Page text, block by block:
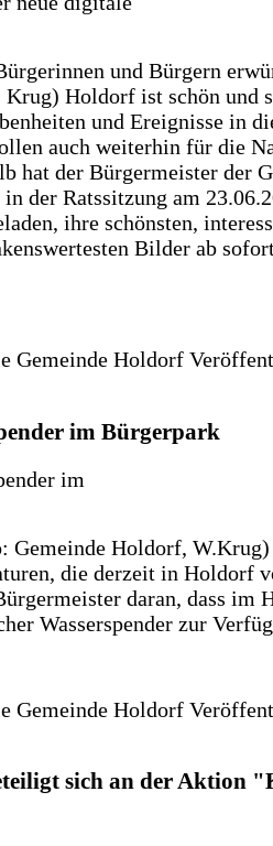
und Bürgern
Holdorf ist schön und
und Ereignisse in
auch weiterhin für die
hat der Bürgermeister der
der Ratssitzung am
ihre schönsten,
Bilder ab
Gemeinde Holdorf
im Bürgerpark
Gemeinde Holdorf,
die derzeit in Holdorf
daran, dass im
Wasserspender zur
Gemeinde Holdorf
sich an der Aktion